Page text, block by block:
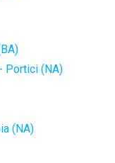
Portici (NA)
(NA)